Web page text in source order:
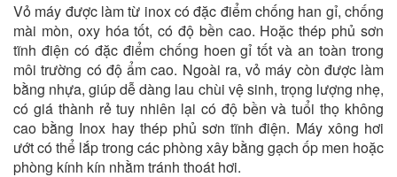
Vỏ máy được làm từ inox có đặc điểm chống han gỉ, chống
mài mòn, oxy hóa tốt, có độ bền cao. Hoặc thép phủ sơn
tĩnh điện có đặc điểm chống hoen gỉ tốt và an toàn trong
môi trường có độ ẩm cao. Ngoài ra, vỏ máy còn được làm
bằng nhựa, giúp dễ dàng lau chùi vệ sinh, trọng lượng nhẹ,
có giá thành rẻ tuy nhiên lại có độ bền và tuổi thọ không
cao bằng Inox hay thép phủ sơn tĩnh điện. Máy xông hơi
ướt có thể lắp trong các phòng xây bằng gạch ốp men hoặc
phòng kính kín nhằm tránh thoát hơi.